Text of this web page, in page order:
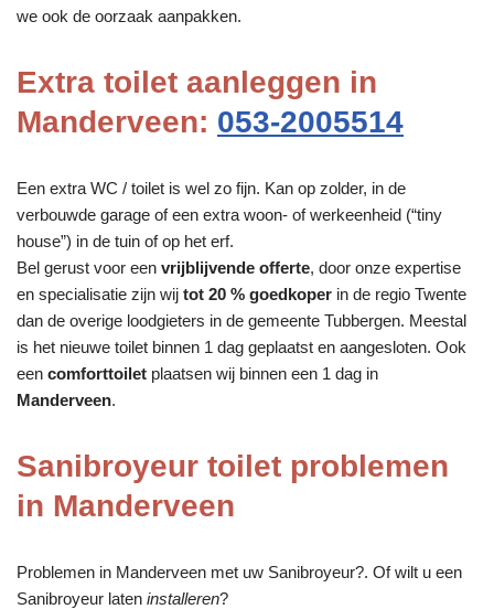
we ook de oorzaak aanpakken.
Extra toilet aanleggen in
Manderveen: 053-2005514
Een extra WC / toilet is wel zo fijn. Kan op zolder, in de
verbouwde garage of een extra woon- of werkeenheid (“tiny
house”) in de tuin of op het erf.
Bel gerust voor een vrijblijvende offerte, door onze expertise
en specialisatie zijn wij tot 20 % goedkoper in de regio Twente
dan de overige loodgieters in de gemeente Tubbergen. Meestal
is het nieuwe toilet binnen 1 dag geplaatst en aangesloten. Ook
een comforttoilet plaatsen wij binnen een 1 dag in
Manderveen.
Sanibroyeur toilet problemen
in Manderveen
Problemen in Manderveen met uw Sanibroyeur?. Of wilt u een
Sanibroyeur laten installeren?